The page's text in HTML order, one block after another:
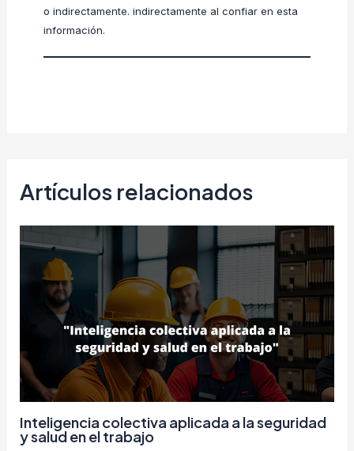
o indirectamente. indirectamente al confiar en esta
información.
Artículos relacionados
Inteligencia colectiva aplicada a la seguridad
y salud en el trabajo